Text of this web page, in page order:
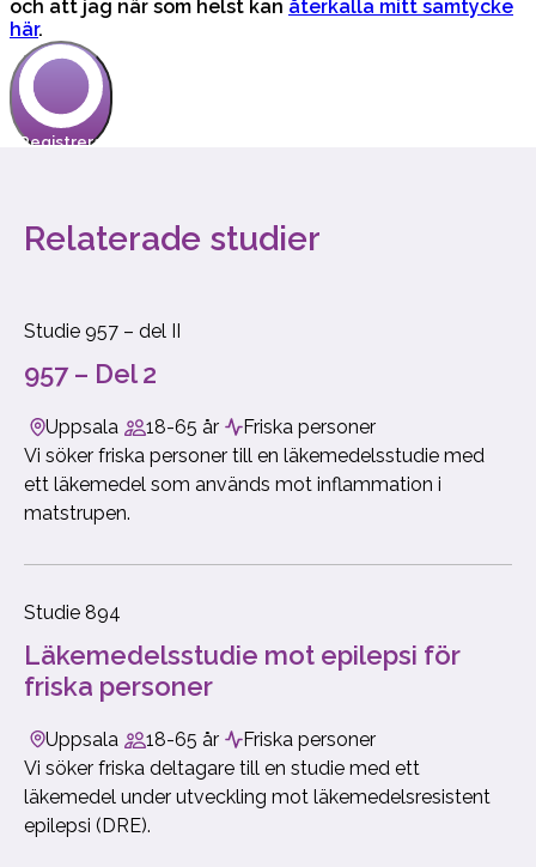
Relaterade studier
Studie 957 – del II
957 – Del 2
Uppsala 18-65 år
Friska personer
Vi söker friska personer till en läkemedelsstudie med
ett läkemedel som används mot inflammation i
matstrupen.
Studie 894
Läkemedelsstudie mot epilepsi för
friska personer
Uppsala 18-65 år
Friska personer
Vi söker friska deltagare till en studie med ett
läkemedel under utveckling mot läkemedelsresistent
epilepsi (DRE).